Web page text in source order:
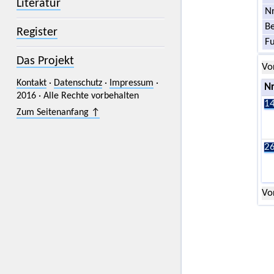
Literatur
Register
Das Projekt
Kontakt· Datenschutz· Impressum ·
2016 · Alle Rechte vorbehalten
Zum Seitenanfang ↑